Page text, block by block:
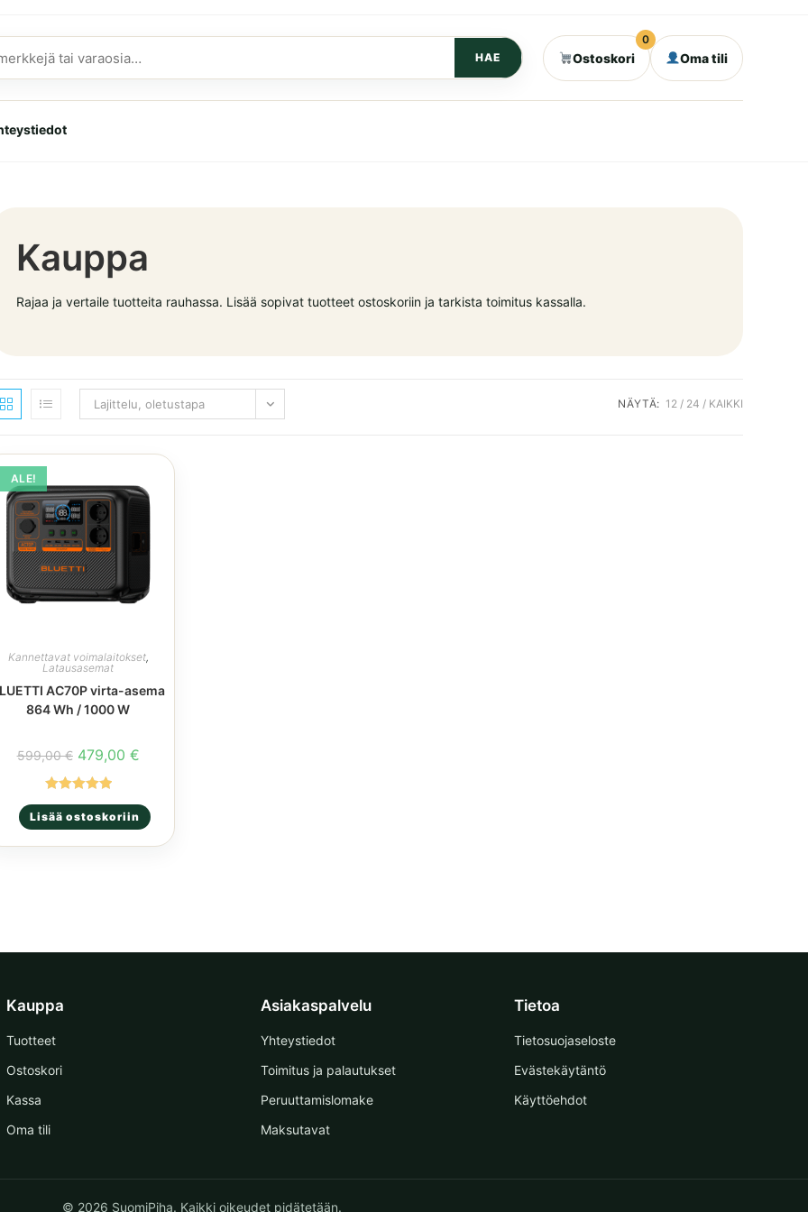
HAE Ostoskori
0
Oma tili
Kauppa
Rajaa ja vertaile tuotteita rauhassa. Lisää sopivat tuotteet ostoskoriin ja tarkista toimitus kassalla.
Lajittelu, oletustapa NÄYTÄ: 12 24 KAIKKI
ALE!
Kannettavat voimalaitokset,
Latausasemat
AC70P virta-asema
864 Wh / 1000 W
599,00€ Alkuperäinen
hinta
oli:
599,00 €.
479,00 €Nykyinen
hinta
Arvostelu
tuotteesta:
Lisää ostoskoriin
Kauppa
Tuotteet
Ostoskori
Kassa
Oma tili
Asiakaspalvelu
Yhteystiedot
Toimitus ja palautukset
Peruuttamislomake
Maksutavat
Tietoa
Tietosuojaseloste
Evästekäytäntö
Käyttöehdot
© 2026 SuomiPiha. Kaikki oikeudet pidätetään.